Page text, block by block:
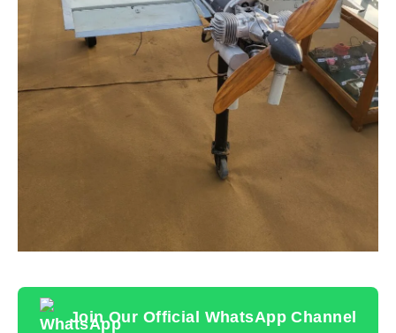
Join Our Official WhatsApp Channel